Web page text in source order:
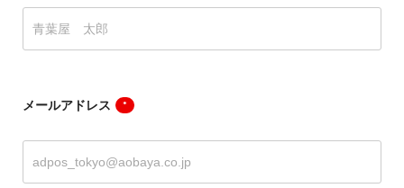
*
メールアドレス